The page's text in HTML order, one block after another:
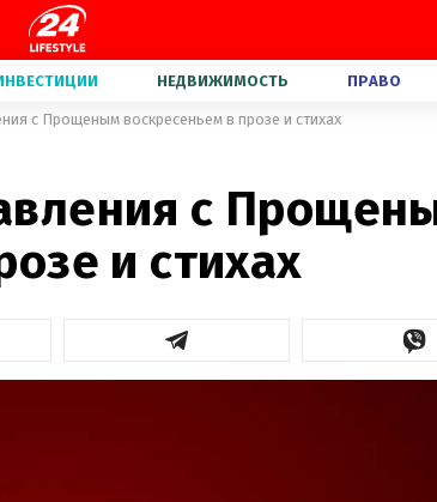
НЕДВИЖИМОСТЬ ПРАВО
с Прощеным воскресеньем в прозе и стихах
с
и стихах